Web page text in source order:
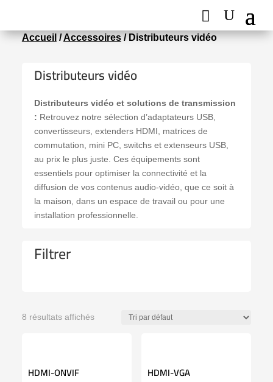
Accueil/Accessoires/ Distributeurs vidéo
Distributeurs vidéo
Distributeurs vidéo et solutions de transmission
: Retrouvez notre sélection d’adaptateurs USB,
convertisseurs, extenders HDMI, matrices de
commutation, mini PC, switchs et extenseurs USB,
au prix le plus juste. Ces équipements sont
essentiels pour optimiser la connectivité et la
diffusion de vos contenus audio-vidéo, que ce soit à
la maison, dans un espace de travail ou pour une
installation professionnelle.
Filtrer
8 résultats affichés
HDMI-ONVIF HDMI-VGA